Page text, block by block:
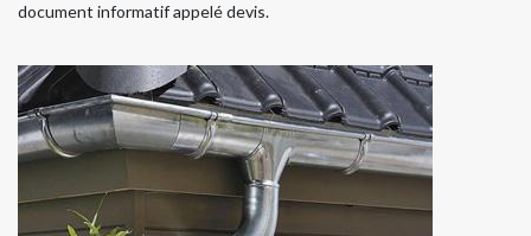
document informatif appelé devis.